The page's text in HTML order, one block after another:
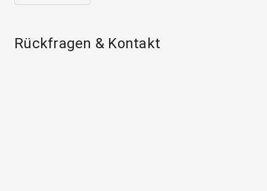
Rückfragen & Kontakt